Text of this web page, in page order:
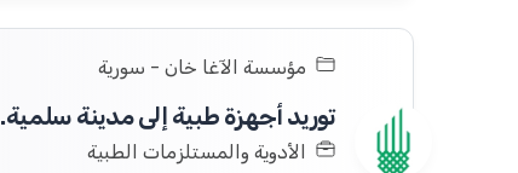
مؤسسة الآغا خان - سورية
توريد أجهزة طبية إلى مدينة سلمية.
الأدوية والمستلزمات الطبية